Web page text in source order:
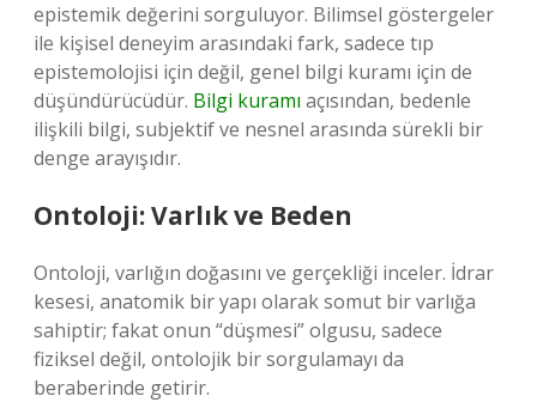
epistemik değerini sorguluyor. Bilimsel göstergeler
ile kişisel deneyim arasındaki fark, sadece tıp
epistemolojisi için değil, genel bilgi kuramı için de
düşündürücüdür. Bilgi kuramı açısından, bedenle
ilişkili bilgi, subjektif ve nesnel arasında sürekli bir
denge arayışıdır.
Ontoloji: Varlık ve Beden
Ontoloji, varlığın doğasını ve gerçekliği inceler. İdrar
kesesi, anatomik bir yapı olarak somut bir varlığa
sahiptir; fakat onun “düşmesi” olgusu, sadece
fiziksel değil, ontolojik bir sorgulamayı da
beraberinde getirir.